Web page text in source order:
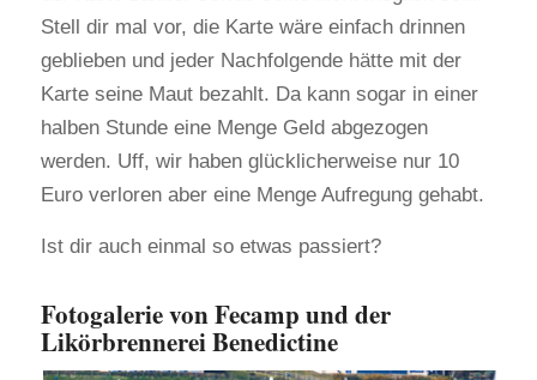
Stell dir mal vor, die Karte wäre einfach drinnen
geblieben und jeder Nachfolgende hätte mit der
Karte seine Maut bezahlt. Da kann sogar in einer
halben Stunde eine Menge Geld abgezogen
werden. Uff, wir haben glücklicherweise nur 10
Euro verloren aber eine Menge Aufregung gehabt.
Ist dir auch einmal so etwas passiert?
Fotogalerie von Fecamp und der
Likörbrennerei Benedictine